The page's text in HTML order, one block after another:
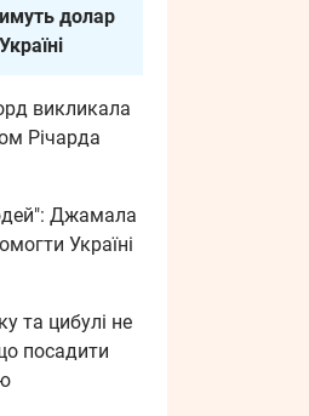
долар
викликала
Річарда
Джамала
Україні
та цибулі не
посадити